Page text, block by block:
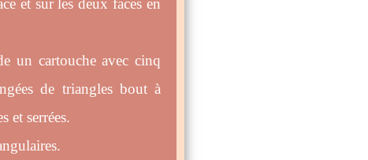
un cartouche avec cinq
de triangles bout à
et serrées.